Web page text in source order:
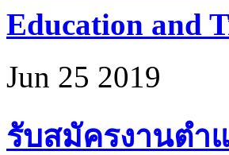
Education and
Jun 25 2019
รับสมัครงานตำแ